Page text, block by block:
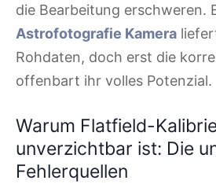
die Bearbeitung erschweren.
Astrofotografie Kamera
Rohdaten, doch erst die
offenbart ihr volles Potenzial.
Warum Flatfield-
unverzichtbar ist: Die
Fehlerquellen